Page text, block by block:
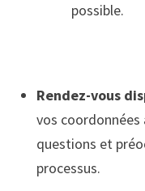
possible.
Rendez-vous
vos coordonnées
questions et
processus.